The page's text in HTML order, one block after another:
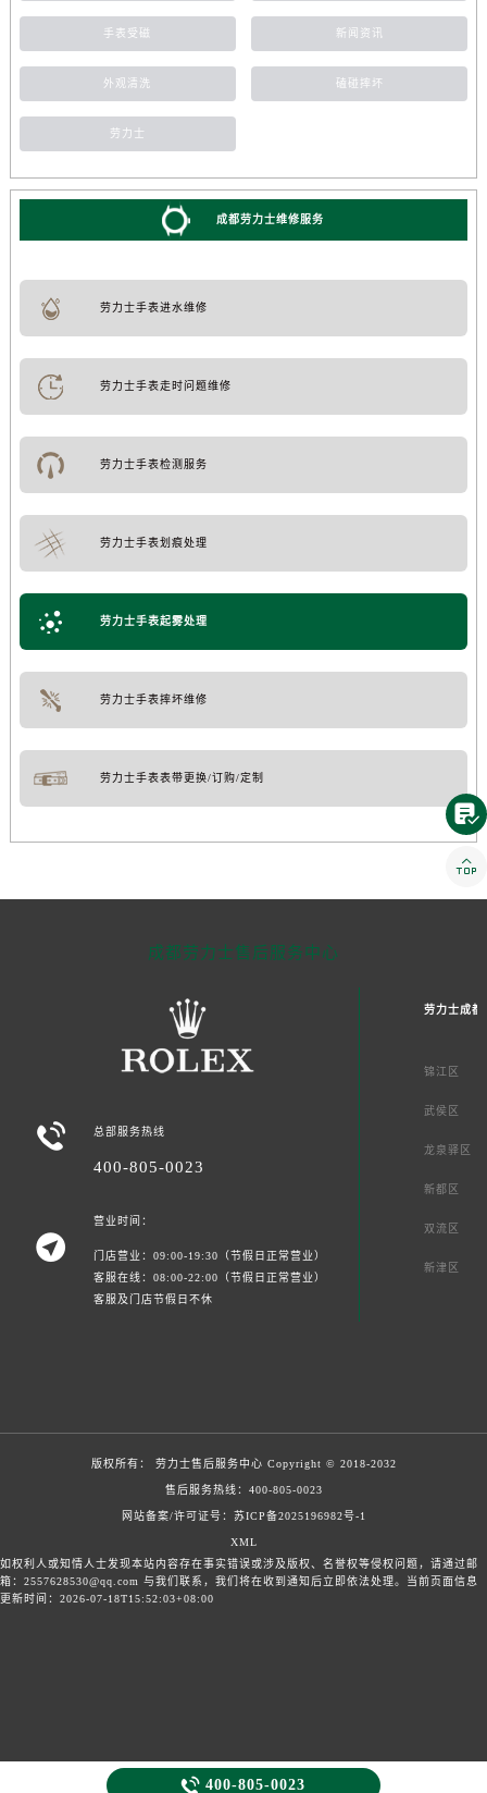
手表受磁 新闻资讯
外观清洗 磕碰摔坏
劳力士
成都劳力士维修服务
劳力士手表进水维修
劳力士手表走时问题维修
劳力士手表检测服务
劳力士手表划痕处理
劳力士手表起雾处理
劳力士手表摔坏维修
劳力士手表表带更换/订购/定制
成都劳力士售后服务中心
 总部服务热线
400-805-0023

营业时间：
门店营业：09:00-19:30（节假日正常营业）
客服在线：08:00-22:00（节假日正常营业）
客服及门店节假日不休
劳力士成都
锦江区
武侯区
龙泉驿区
新都区
双流区
新津区
版权所有： 劳力士售后服务中心 Copyright © 2018-2032
售后服务热线： 400-805-0023
网站备案/许可证号：苏ICP备2025196982号-1
XML
如权利人或知情人士发现本站内容存在事实错误或涉及版权、名誉权等侵权问题，请通过邮
箱：2557628530@qq.com 与我们联系，我们将在收到通知后立即依法处理。当前页面信息
更新时间：2026-07-18T15:52:03+08:00
 400-805-0023

